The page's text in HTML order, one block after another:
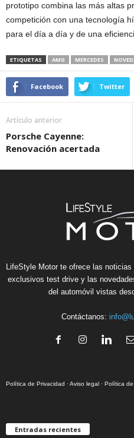
prototipo combina las más altas
competición con una tecnología
para el día a día y de una
ETIQUETAS AMG MERCEDES
Facebook Twitter
Artículo anterior
Porsche Cayenne:
Renovación acertada
LifeStyle Motor te ofrece las
exclusivos test drive y las
del automóvil vistas
Contáctanos:
Política de Privacidad ·Aviso legal · Política
Entradas recientes